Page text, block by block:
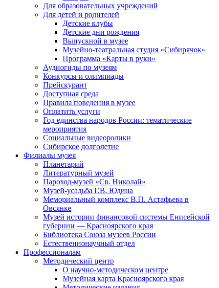
Для образовательных учреждений
Для детей и родителей
Детские клубы
Детские дни рождения
Выпускной в музее
Музейно-театральная студия «Сибирячок»
Программа «Карты в руки»
Аудиогиды по музеям
Конкурсы и олимпиады
Прейскурант
Доступная среда
Правила поведения в музее
Оплатить услуги
Год единства народов России: тематические
мероприятия
Социальные видеоролики
Сибирское долголетие
Филиалы музея
Планетарий
Литературный музей
Пароход-музей «Св. Николай»
Музей-усадьба Г.В. Юдина
Мемориальный комплекс В.П. Астафьева в
Овсянке
Музей истории финансовой системы Енисейской
губернии — Красноярского края
Библиотека Союза музеев России
Естественнонаучный отдел
Профессионалам
Методический центр
О научно-методическом центре
Музейная карта Красноярского края